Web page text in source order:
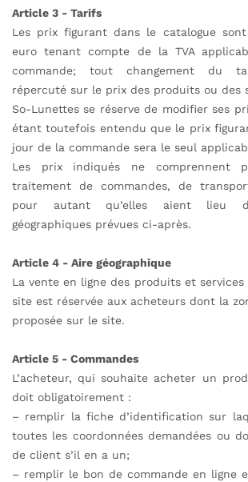
Article 3 - Tarifs
Les prix figurant dans le catalogue
euro tenant compte de la TVA
commande; tout changement du
répercuté sur le prix des produits ou des
So-Lunettes se réserve de modifier ses
étant toutefois entendu que le prix
jour de la commande sera le seul
Les prix indiqués ne comprennent
traitement de commandes, de
pour autant qu’elles aient lieu
géographiques prévues ci-après.
Article 4 - Aire géographique
La vente en ligne des produits et
site est réservée aux acheteurs dont la
proposée sur le site.
Article 5 - Commandes
L’acheteur, qui souhaite acheter un
doit obligatoirement :
– remplir la fiche d’identification sur
toutes les coordonnées demandées ou
de client s’il en a un;
– remplir le bon de commande en ligne